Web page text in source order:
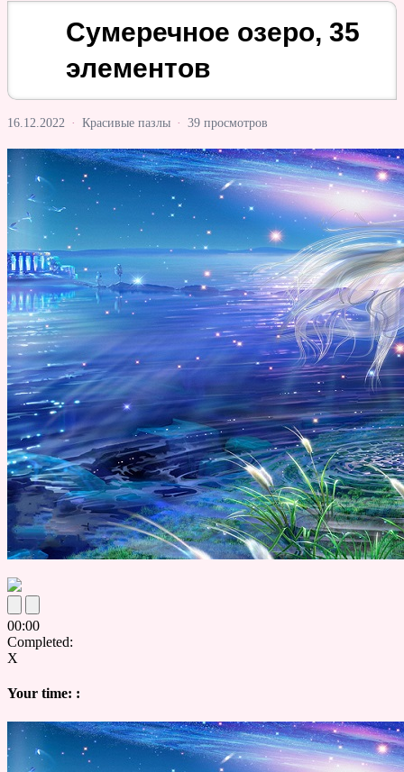
Сумеречное озеро, 35
элементов
16.12.2022 · Красивые пазлы · 39 просмотров
00:00
Completed:
X
Your time: :